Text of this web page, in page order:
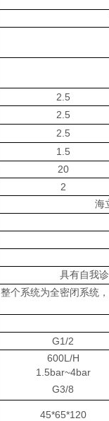
2.5
2.5
2.5
1.5
20
2
海
具有自我
整个系统为全密闭系统
G1/2
600L/H
1.5bar~4bar
G3/8
45*65*120